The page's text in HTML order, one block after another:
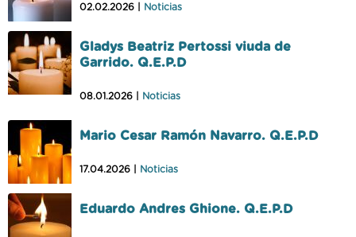
02.02.2026 | Noticias
Gladys Beatriz Pertossi viuda de
Garrido. Q.E.P.D
08.01.2026 | Noticias
Mario Cesar Ramón Navarro. Q.E.P.D
17.04.2026 | Noticias
Eduardo Andres Ghione. Q.E.P.D